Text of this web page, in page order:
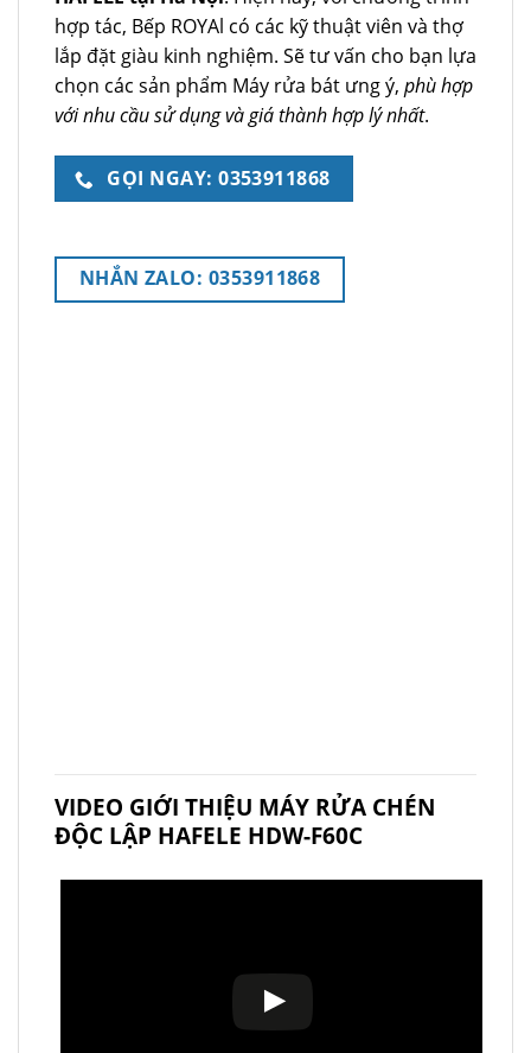
hợp tác, Bếp ROYAl có các kỹ thuật viên và thợ
lắp đặt giàu kinh nghiệm. Sẽ tư vấn cho bạn lựa
chọn các sản phẩm Máy rửa bát ưng ý, phù hợp
với nhu cầu sử dụng và giá thành hợp lý nhất.
GỌI NGAY: 0353911868
NHẮN ZALO: 0353911868
VIDEO GIỚI THIỆU MÁY RỬA CHÉN
ĐỘC LẬP HAFELE HDW-F60C